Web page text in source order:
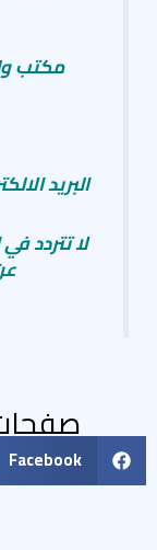
مكتب
البريد
لا تتردد
صفحات
Facebook